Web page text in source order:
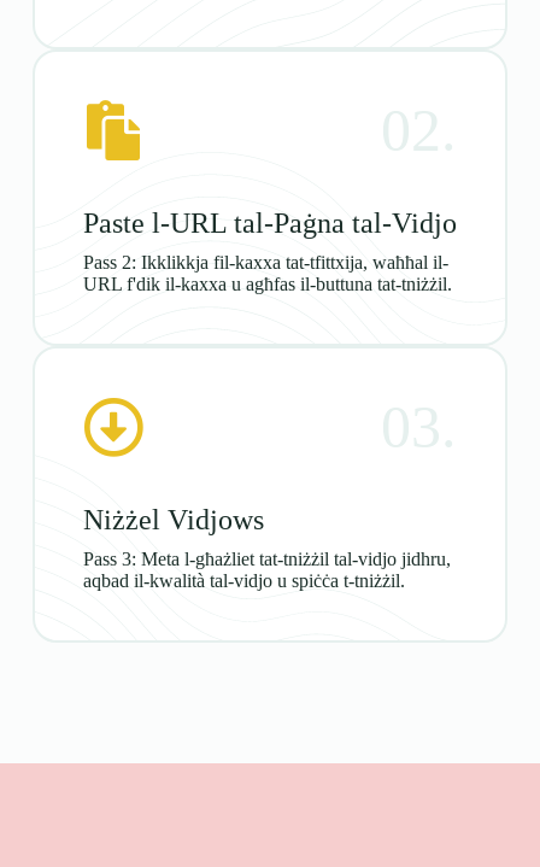
02.
Paste l-URL tal-Paġna tal-Vidjo
Pass 2: Ikklikkja fil-kaxxa tat-tfittxija, waħħal il-
URL f'dik il-kaxxa u agħfas il-buttuna tat-tniżżil.
03.
Niżżel Vidjows
Pass 3: Meta l-għażliet tat-tniżżil tal-vidjo jidhru,
aqbad il-kwalità tal-vidjo u spiċċa t-tniżżil.